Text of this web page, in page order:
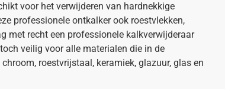
voor het verwijderen van hardnekkige
professionele ontkalker ook roestvlekken,
met recht een professionele kalkverwijderaar
veilig voor alle materialen die in de
roestvrijstaal, keramiek, glazuur, glas en